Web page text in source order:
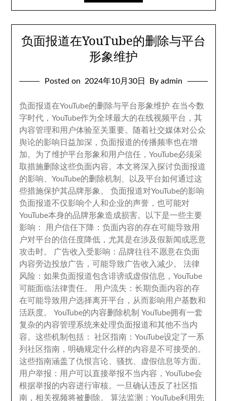
负面报道在YouTube的删除与平台
形象维护
Posted on 2024年10月30日 By admin
负面报道在YouTube的删除与平台形象维护 在当今数
字时代 ，YouTube作为全球最大的在线视频平台 ，其
内容管理和用户体验至关重要。 随着社交媒体对公众
舆论的影响日益加深 ，负面报道的传播频率也在增
加 。 为了维护平台形象和用户信任 ，YouTube必须采
取措施删除这些负面内容。本文将深入探讨负面报道
的影响 、YouTube的删除机制
以及平台如何通过这
些措施保护其品牌形象 。负面报道对YouTube的影响
负面报道不仅影响个人和企业的声誉 ，也可能对
YouTube本身的品牌形象造成损害。
以下是一些主要
影响 ： 用户信任下降 ：负面内容的存在可能导致用
户对平台的信任度降低 ， 尤其是在涉及假新闻或恶意
攻击时。 广告收入受影响 ：品牌往往不愿意在负面
内容旁边投放广告 ， 可能导致广告收入减少。法律
风险 ：如果负面报道包含诽谤或虚假信息 ，YouTube
可能面临法律责任。 用户流失 ：长期负面内容的存
在可能导致用户选择离开平台 ， 从而影响用户基数和
活跃度。YouTube的内容删除机制 YouTube拥有一套
复杂的内容管理系统来处理负面报道和其他不当内
容。这些机制包括 ：社区指南 ：YouTube设定了一系
列社区指南 ， 明确规定什么样的内容是不可接受的。
这些指南涵盖了仇恨言论 、骚扰 虚假信息等方面 。
用户举报 ： 用户可以直接举报不当内容 ，YouTube会
根据举报的内容进行审核。一旦确认违反了社区指
南 ，相关视频将被删除。算法监测 ：YouTube利用先